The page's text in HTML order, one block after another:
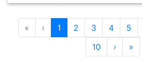
« ‹ 1(目前頁次)
2 3 4 5
10
›下一頁
»最